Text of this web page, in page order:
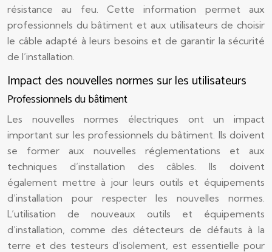
résistance au feu. Cette information permet aux
professionnels du bâtiment et aux utilisateurs de choisir
le câble adapté à leurs besoins et de garantir la sécurité
de l’installation.
Impact des nouvelles normes sur les utilisateurs
Professionnels du bâtiment
Les nouvelles normes électriques ont un impact
important sur les professionnels du bâtiment. Ils doivent
se former aux nouvelles réglementations et aux
techniques d’installation des câbles. Ils doivent
également mettre à jour leurs outils et équipements
d’installation pour respecter les nouvelles normes.
L’utilisation de nouveaux outils et équipements
d’installation, comme des détecteurs de défauts à la
terre et des testeurs d’isolement, est essentielle pour